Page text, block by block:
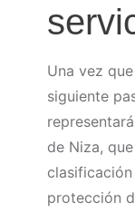
Una vez
siguiente
de Niza,
protección